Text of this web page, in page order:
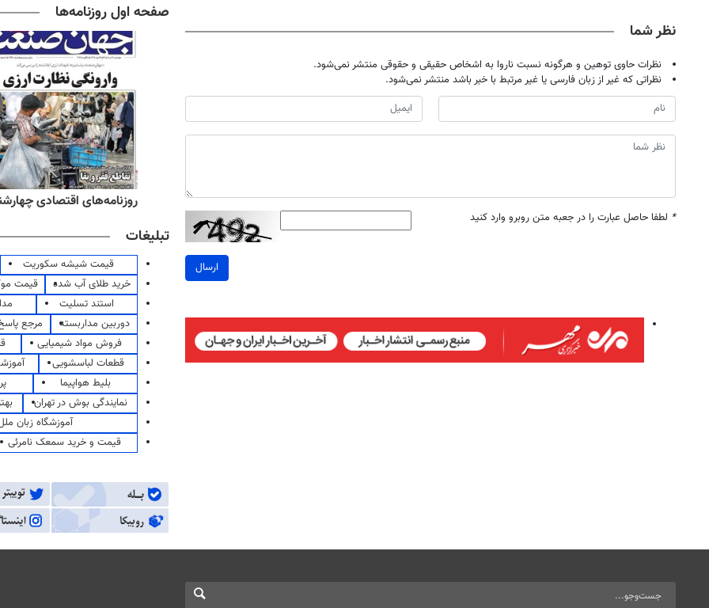
نظر شما
نظرات حاوی توهین و هرگونه نسبت ناروا به اشخاص حقیقی و حقوقی منتشر نمی‌شود.
نظراتی که غیر از زبان فارسی یا غیر مرتبط با خبر باشد منتشر نمی‌شود.
* لطفا حاصل عبارت را در جعبه متن روبرو وارد کنید
ارسال
صفحه اول روزنامه‌ها
روزنامه‌های صبح پنج‌شنبه ۱۵ مرداد ۱۴۰۵ روزنامه‌های صبح چهارشنبه ۱۴ مرداد ۱۴۰۵ روزنامه‌های اقتصادی چهارشنبه ۱۴ مرداد
تبلیغات
قیمت شیشه سکوریت
خرید طلای آب شده
قیمت
استند تسلیت
دوربین مداربسته
مرجع
فروش مواد شیمیایی
قطعات لباسشویی
بلیط هواپیما
نمایندگی بوش در تهران
آموزشگاه زبان
قیمت و خرید سمعک نامرئی